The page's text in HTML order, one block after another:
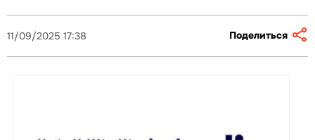
11/09/2025 17:38 Поделиться